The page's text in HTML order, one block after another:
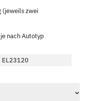
(jeweils zwei
nach Autotyp
EL23120